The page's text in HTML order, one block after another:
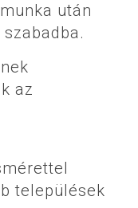
után
az
települések